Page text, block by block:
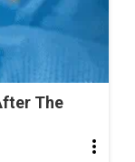
The